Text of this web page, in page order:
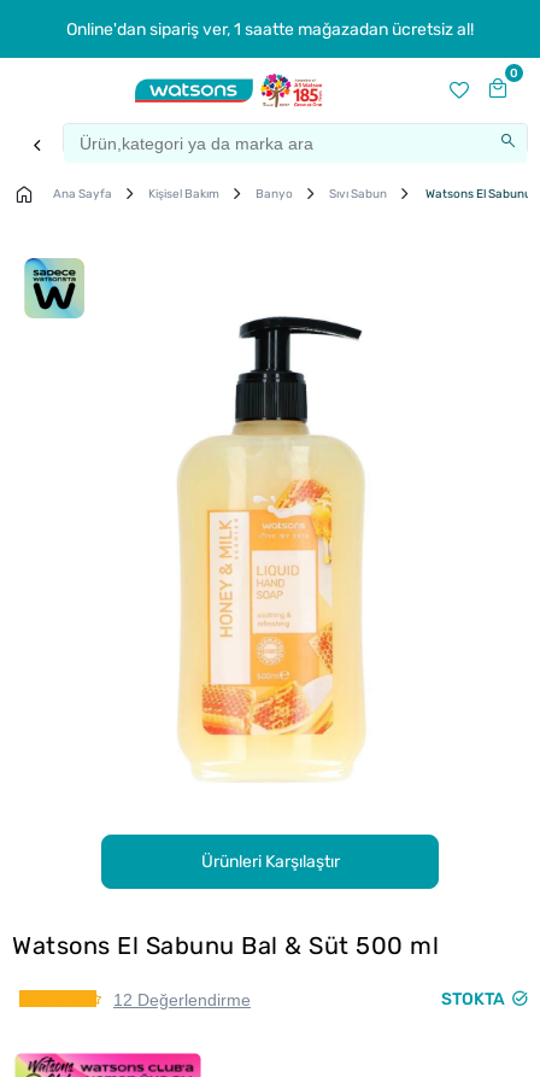
Online'dan sipariş ver, 1 saatte mağazadan ücretsiz al!
0
Ana Sayfa Kişisel Bakım Banyo Sıvı Sabun Watsons El Sabunu
Ürünleri Karşılaştır
Watsons El Sabunu Bal & Süt 500 ml
12 Değerlendirme STOKTA